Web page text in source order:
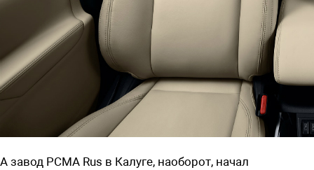
А завод РСМА Rus в Калуге, наоборот, начал